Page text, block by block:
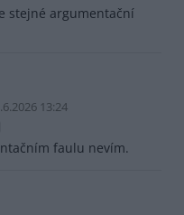
stejné argumentační
13:24
faulu nevím.